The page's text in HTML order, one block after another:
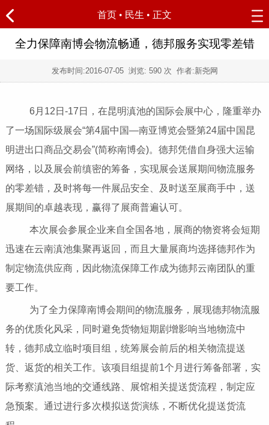
首页 • 民生 • 正文
全力保障南博会物流畅通，德邦服务实现零差错
发布时间:2016-07-05浏览: 590 次 作者:新尧网
6月12日-17日，在昆明滇池的国际会展中心，隆重举办
了一场国际级展会“第4届中国—南亚博览会暨第24届中国昆
明进出口商品交易会”(简称南博会)。德邦凭借自身强大运输
网络，以及展会前缜密的筹备，实现展会送展期间物流服务
的零差错，及时将每一件展品安全、及时送至展商手中，送
展期间的卓越表现，赢得了展商普遍认可。
本次展会参展企业来自全国各地，展商的物资将会短期
迅速在云南滇池集聚再返回，而且大量展商均选择德邦作为
制定物流供应商，因此物流保障工作成为德邦云南团队的重
要工作。
为了全力保障南博会期间的物流服务，展现德邦物流服
务的优质化风采，同时避免货物短期剧增影响当地物流中
转，德邦成立临时项目组，统筹展会前后的相关物流提送
货、返货的相关工作。该项目组提前1个月进行筹备部署，实
际考察滇池当地的交通线路、展馆相关提送货流程，制定应
急预案。通过进行多次模拟送货演练，不断优化提送货流